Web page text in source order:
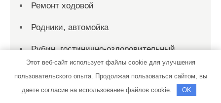
Ремонт ходовой
Родники, автомойка
Рубин, гостинично-оздоровительный
комплекс
Этот веб-сайт использует файлы cookie для улучшения
пользовательского опыта. Продолжая пользоваться сайтом, вы
даете согласие на использование файлов cookie.
OK